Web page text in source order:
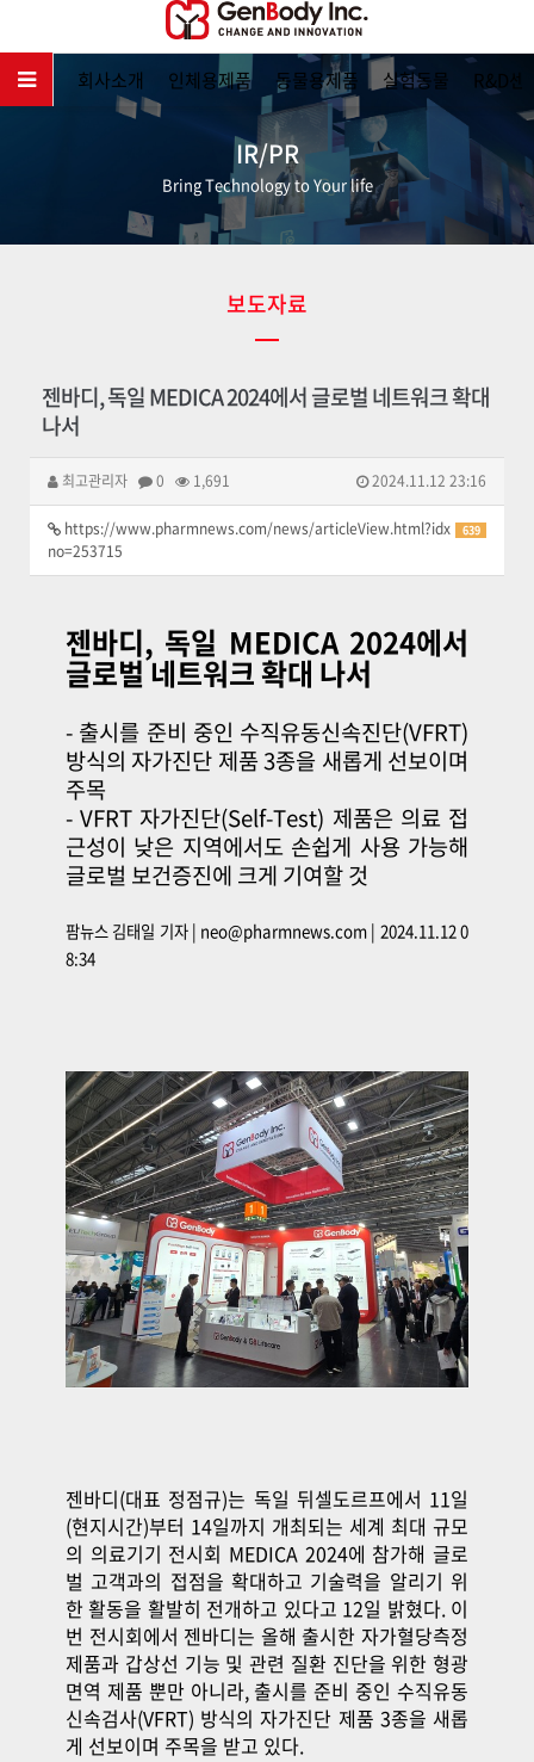
메인
회사소개 인체용제품 동물용제품 실험동물 R&D센
IR/PR
Bring Technology to Your life
보도자료
젠바디, 독일 MEDICA 2024에서 글로벌 네트워크 확대
나서
최고관리자 0 1,691 2024.11.12 23:16
639
https://www.pharmnews.com/news/articleView.html?idx
no=253715
젠바디, 독일 MEDICA 2024에서
글로벌 네트워크 확대 나서
- 출시를 준비 중인 수직유동신속진단(VFRT)
방식의 자가진단 제품 3종을 새롭게 선보이며
주목
- VFRT 자가진단(Self-Test) 제품은 의료 접
근성이 낮은 지역에서도 손쉽게 사용 가능해
글로벌 보건증진에 크게 기여할 것
팜뉴스 김태일 기자| neo@pharmnews.com | 2024.11.12 0
8:34
젠바디(대표 정점규)는 독일 뒤셀도르프에서 11일
(현지시간)부터 14일까지 개최되는 세계 최대 규모
의 의료기기 전시회 MEDICA 2024에 참가해 글로
벌 고객과의 접점을 확대하고 기술력을 알리기 위
한 활동을 활발히 전개하고 있다고 12일 밝혔다. 이
번 전시회에서 젠바디는 올해 출시한 자가혈당측정
제품과 갑상선 기능 및 관련 질환 진단을 위한 형광
면역 제품 뿐만 아니라, 출시를 준비 중인 수직유동
신속검사(VFRT) 방식의 자가진단 제품 3종을 새롭
게 선보이며 주목을 받고 있다.